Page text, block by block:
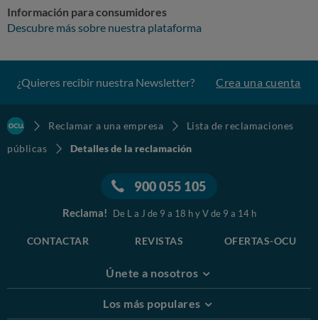
Información para consumidores
Descubre más sobre nuestra plataforma
¿Quieres recibir nuestra Newsletter? Crea una cuenta
Reclamar a una empresa
Lista de reclamaciones
públicas
Detalles de la reclamación
900 055 105
Reclama! De L a J de 9 a 18 h y V de 9 a 14 h
CONTACTAR REVISTAS OFERTAS-OCU
Únete a nosotros
Los más populares